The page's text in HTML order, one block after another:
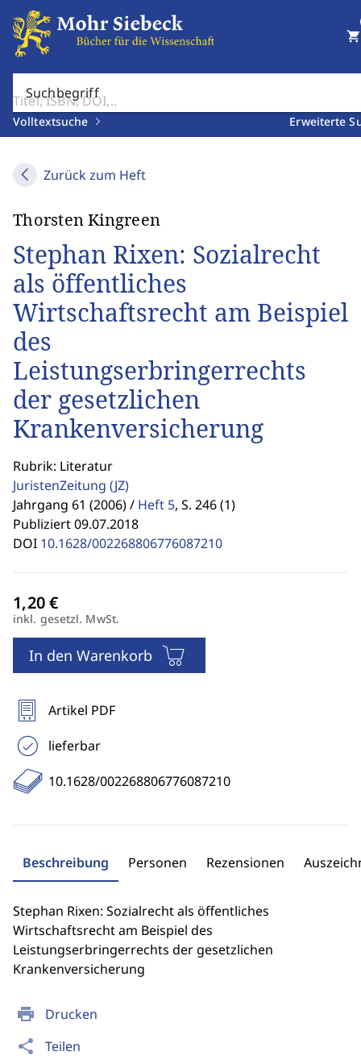
Suchbegriff
Volltextsuche Erweiterte
shopping_cart
Zurück zum Heft
print Drucken
share Teilen
Thorsten Kingreen
Stephan Rixen: Sozialrecht
als öffentliches
Wirtschaftsrecht am Beispiel
des
Leistungserbringerrechts
der gesetzlichen
Krankenversicherung
Rubrik: Literatur
JuristenZeitung (JZ)
Jahrgang 61 (2006) / Heft 5, S. 246 (1)
Publiziert 09.07.2018
DOI 10.1628/002268806776087210
inkl. gesetzl. MwSt.
In den Warenkorb
Artikel PDF
lieferbar
10.1628/002268806776087210
Beschreibung Personen Rezensionen
Stephan Rixen: Sozialrecht als öffentliches
Wirtschaftsrecht am Beispiel des
Leistungserbringerrechts der gesetzlichen
Krankenversicherung